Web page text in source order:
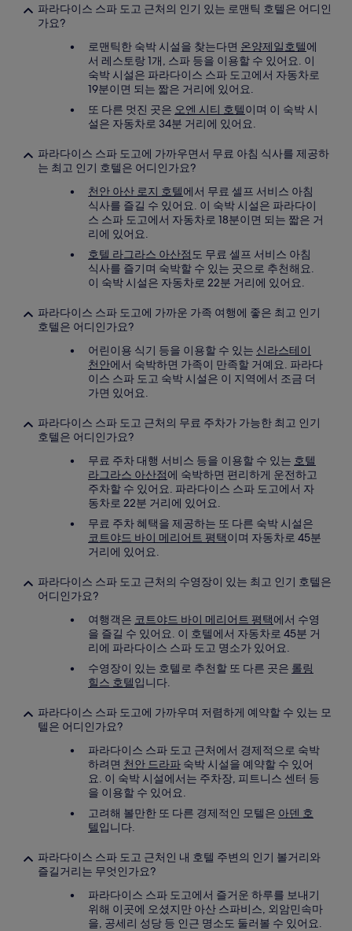
파라다이스 스파 도고 근처의 인기 있는 로맨틱 호텔은 어디인
가요?
로맨틱한 숙박 시설을 찾는다면 온양제일호텔에
서 레스토랑 1개, 스파 등을 이용할 수 있어요. 이
숙박 시설은 파라다이스 스파 도고에서 자동차로
19분이면 되는 짧은 거리에 있어요.
또 다른 멋진 곳은 오엔 시티 호텔이며 이 숙박 시
설은 자동차로 34분 거리에 있어요.
파라다이스 스파 도고에 가까우면서 무료 아침 식사를 제공하
는 최고 인기 호텔은 어디인가요?
천안 아산 로지 호텔에서 무료 셀프 서비스 아침
식사를 즐길 수 있어요. 이 숙박 시설은 파라다이
스 스파 도고에서 자동차로 18분이면 되는 짧은 거
리에 있어요.
호텔 라그라스 아산점도 무료 셀프 서비스 아침
식사를 즐기며 숙박할 수 있는 곳으로 추천해요.
이 숙박 시설은 자동차로 22분 거리에 있어요.
파라다이스 스파 도고에 가까운 가족 여행에 좋은 최고 인기
호텔은 어디인가요?
어린이용 식기 등을 이용할 수 있는 신라스테이
천안에서 숙박하면 가족이 만족할 거예요. 파라다
이스 스파 도고 숙박 시설은 이 지역에서 조금 더
가면 있어요.
파라다이스 스파 도고 근처의 무료 주차가 가능한 최고 인기
호텔은 어디인가요?
무료 주차 대행 서비스 등을 이용할 수 있는 호텔
라그라스 아산점에 숙박하면 편리하게 운전하고
주차할 수 있어요. 파라다이스 스파 도고에서 자
동차로 22분 거리에 있어요.
무료 주차 혜택을 제공하는 또 다른 숙박 시설은
코트야드 바이 메리어트 평택이며 자동차로 45분
거리에 있어요.
파라다이스 스파 도고 근처의 수영장이 있는 최고 인기 호텔은
어디인가요?
여행객은 코트야드 바이 메리어트 평택에서 수영
을 즐길 수 있어요. 이 호텔에서 자동차로 45분 거
리에 파라다이스 스파 도고 명소가 있어요.
수영장이 있는 호텔로 추천할 또 다른 곳은 롤링
힐스 호텔입니다.
파라다이스 스파 도고에 가까우며 저렴하게 예약할 수 있는 모
텔은 어디인가요?
파라다이스 스파 도고 근처에서 경제적으로 숙박
하려면 천안 드라파 숙박 시설을 예약할 수 있어
요. 이 숙박 시설에서는 주차장, 피트니스 센터 등
을 이용할 수 있어요.
고려해 볼만한 또 다른 경제적인 모텔은 아덴 호
텔입니다.
파라다이스 스파 도고 근처인 내 호텔 주변의 인기 볼거리와
즐길거리는 무엇인가요?
파라다이스 스파 도고에서 즐거운 하루를 보내기
위해 이곳에 오셨지만 아산 스파비스, 외암민속마
을, 공세리 성당 등 인근 명소도 둘러볼 수 있어요.